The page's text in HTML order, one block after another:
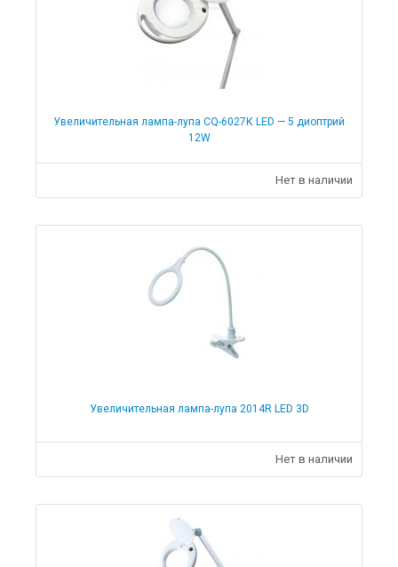
Увеличительная лампа-лупа CQ-6027К LED — 5 диоптрий
12W
Нет в наличии
Увеличительная лампа-лупа 2014R LED 3D
Нет в наличии